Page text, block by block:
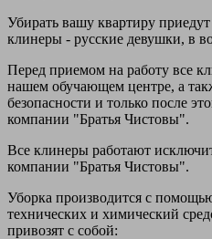
Убирать вашу квартиру
клинеры - русские девушки, в
Перед приемом на работу все
нашем обучающем центре, а
безопасности и только после
компании "Братья Чистовы".
Все клинеры работают
компании "Братья Чистовы".
Уборка производится с
технических и химический
привозят с собой: